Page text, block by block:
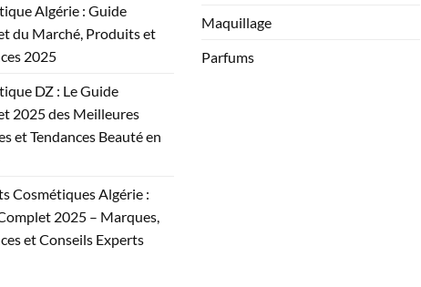
Algérie : Guide
du Marché, Produits et
2025
DZ : Le Guide
2025 des Meilleures
et Tendances Beauté en
Cosmétiques Algérie :
2025 – Marques,
et Conseils Experts
Maquillage
Parfums